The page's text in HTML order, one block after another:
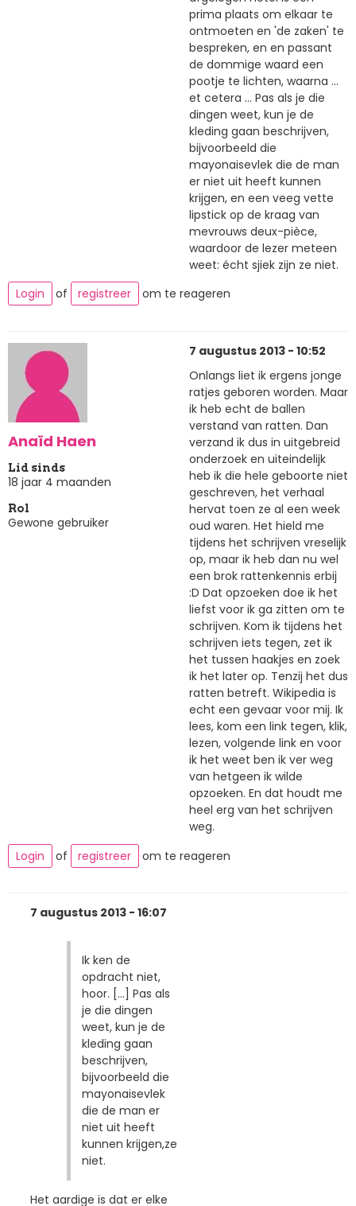
prima plaats om elkaar te
ontmoeten en 'de zaken' te
bespreken, en en passant
de dommige waard een
pootje te lichten, waarna ...
et cetera ... Pas als je die
dingen weet, kun je de
kleding gaan beschrijven,
bijvoorbeeld die
mayonaisevlek die de man
er niet uit heeft kunnen
krijgen, en een veeg vette
lipstick op de kraag van
mevrouws deux-pièce,
waardoor de lezer meteen
weet: écht sjiek zijn ze niet.
Login
of registreer om te reageren
Anaïd Haen
Lid sinds
18 jaar 4 maanden
Rol
Gewone gebruiker
7 augustus 2013 - 10:52
Onlangs liet ik ergens jonge
ratjes geboren worden. Maar
ik heb echt de ballen
verstand van ratten. Dan
verzand ik dus in uitgebreid
onderzoek en uiteindelijk
heb ik die hele geboorte niet
geschreven, het verhaal
hervat toen ze al een week
oud waren. Het hield me
tijdens het schrijven vreselijk
op, maar ik heb dan nu wel
een brok rattenkennis erbij
:D Dat opzoeken doe ik het
liefst voor ik ga zitten om te
schrijven. Kom ik tijdens het
schrijven iets tegen, zet ik
het tussen haakjes en zoek
ik het later op. Tenzij het dus
ratten betreft. Wikipedia is
echt een gevaar voor mij. Ik
lees, kom een link tegen, klik,
lezen, volgende link en voor
ik het weet ben ik ver weg
van hetgeen ik wilde
opzoeken. En dat houdt me
heel erg van het schrijven
weg.
Login
of registreer om te reageren
7 augustus 2013 - 16:07
Ik ken de
opdracht niet,
hoor. [...] Pas als
je die dingen
weet, kun je de
kleding gaan
beschrijven,
bijvoorbeeld die
mayonaisevlek
die de man er
niet uit heeft
kunnen krijgen,ze
niet.
Het aardige is dat er elke